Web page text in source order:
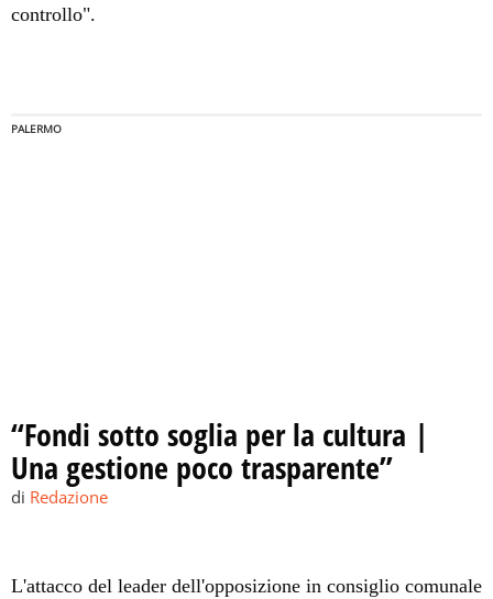
controllo".
PALERMO
“Fondi sotto soglia per la cultura |
Una gestione poco trasparente”
di Redazione
L'attacco del leader dell'opposizione in consiglio comunale